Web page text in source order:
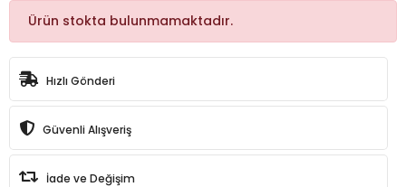
Ürün stokta bulunmamaktadır.
Hızlı Gönderi
Güvenli Alışveriş
İade ve Değişim